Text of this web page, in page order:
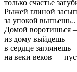
только счастье
Рыжей глиной
за упокой
Домой воротишься
из дому выйдешь —
в сердце заглянешь
на веки веков —